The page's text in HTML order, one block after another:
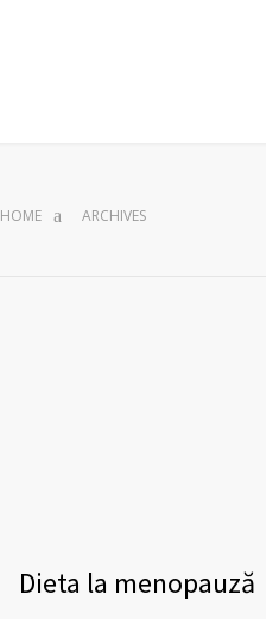
HOME ARCHIVES
Dieta la menopauză